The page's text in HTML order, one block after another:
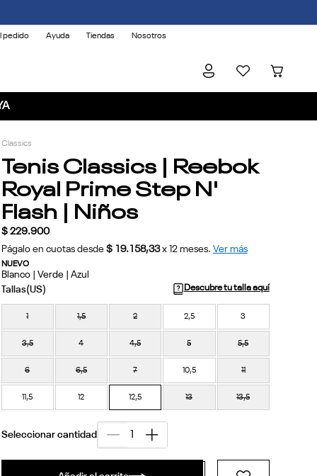
pedido Ayuda Tiendas Nosotros
Classics
Tenis Classics | Reebok
Royal Prime Step N'
Flash | Niños
$ 229.900
Págalo en cuotas desde $ 19.158,33 x 12meses. Ver más
NUEVO
Blanco | Verde | Azul
Descubre tu talla aquí
1 1,5 2 2,5 3
3,5 4 4,5 5 5,5
6 6,5 7 10,5 11
11,5 12 12,5 13 13,5